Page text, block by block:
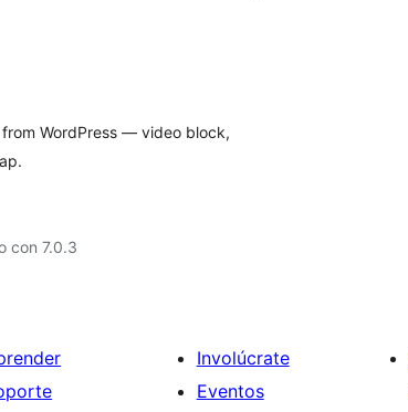
WordPress — video block,
con 7.0.3
Involúcrate
Eventos